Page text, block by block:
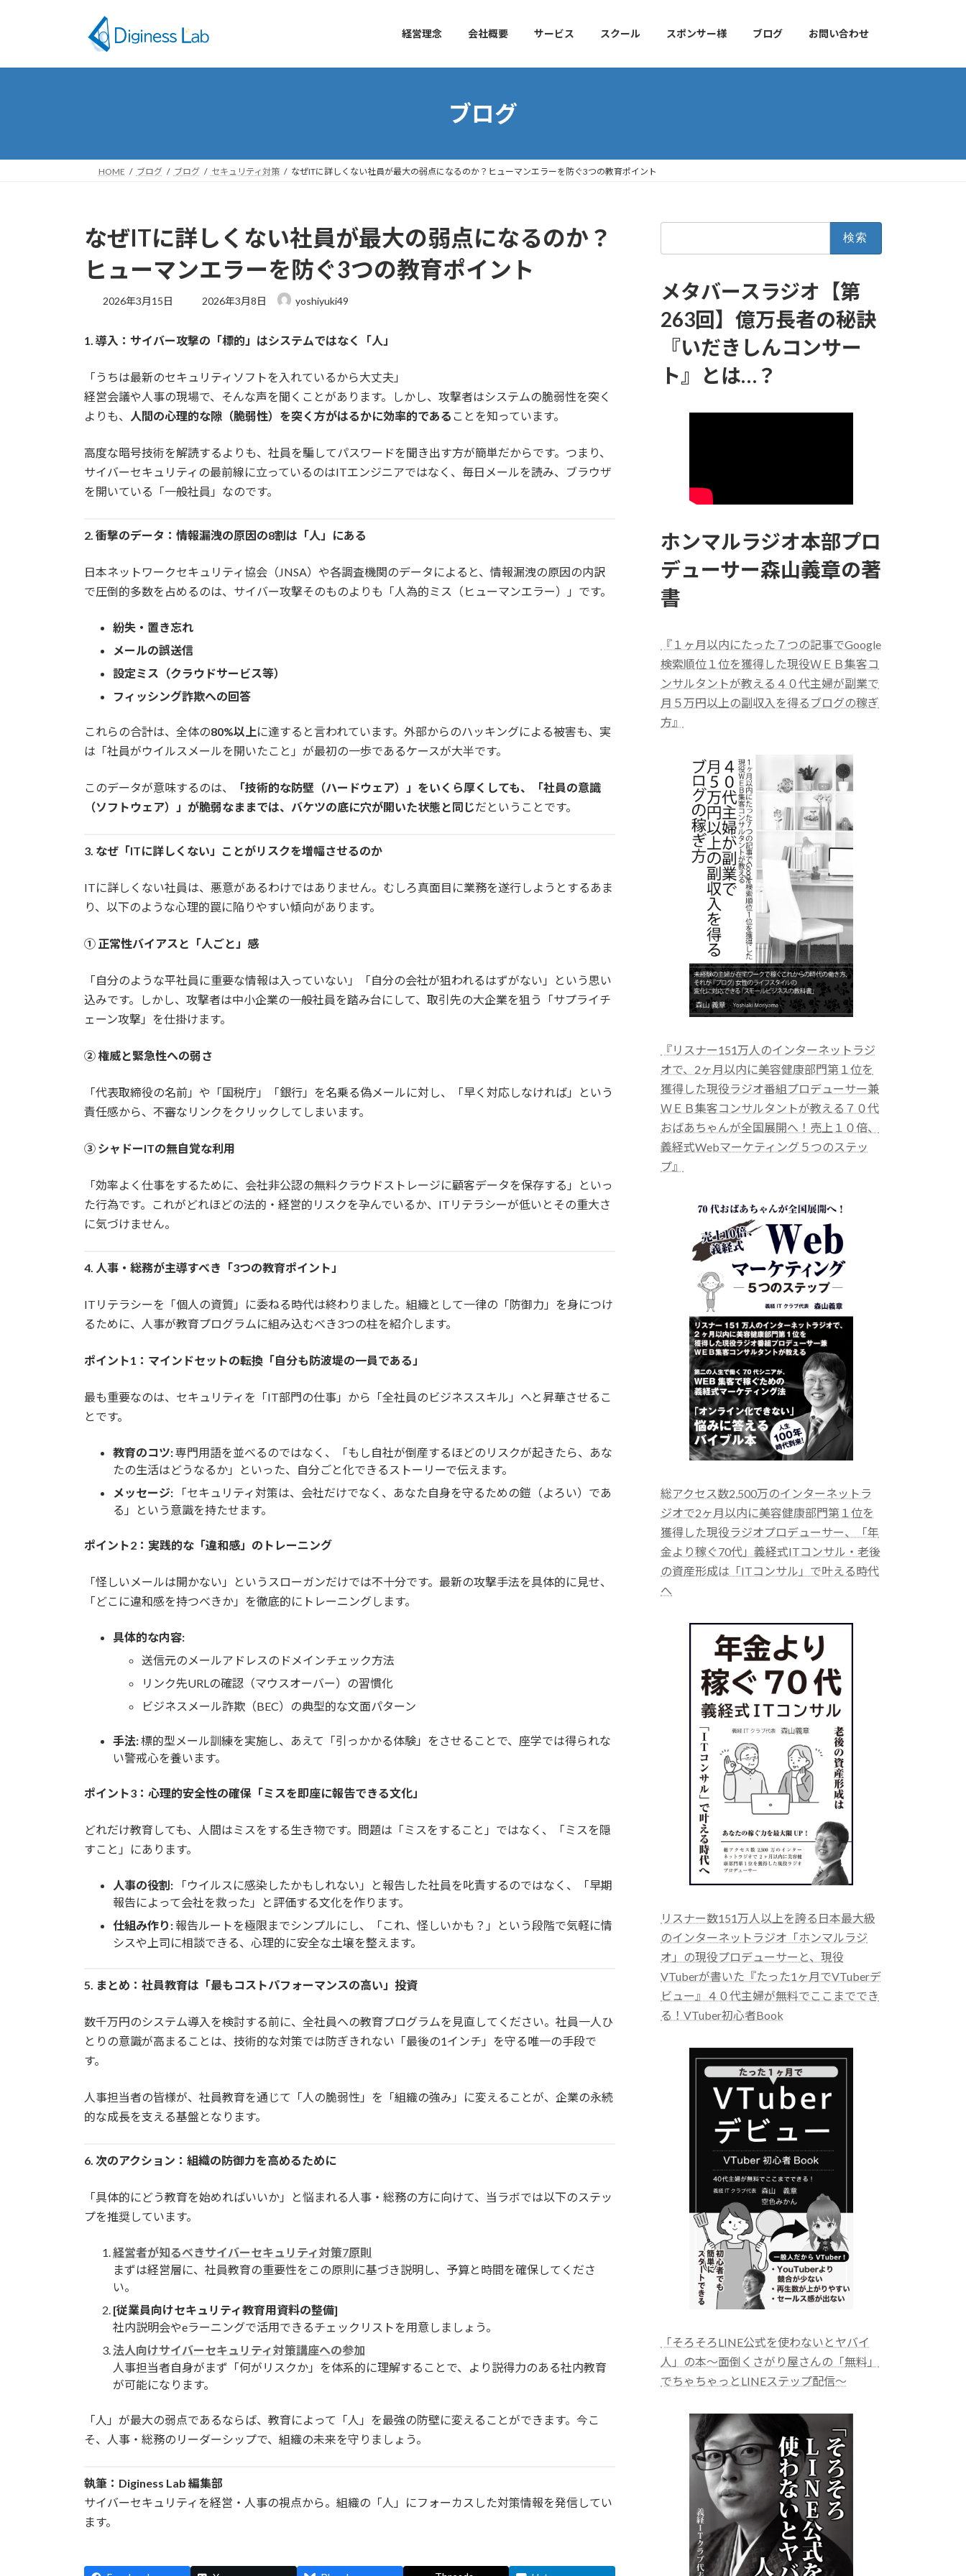
プ
動
経営理念 会社概要 サービス スクール スポンサー様 ブログ お問い合わせ
ブログ
HOME ブログ ブログ セキュリティ対策 なぜITに詳しくない社員が最大の弱点になるのか？ヒューマンエラーを防ぐ3つの教育ポイント
なぜITに詳しくない社員が最大の弱点になるのか？
ヒューマンエラーを防ぐ3つの教育ポイント
2026年3月15日
最
新
時
:
2026年3月8日 yoshiyuki49
1. 導入：サイバー攻撃の「標的」はシステムではなく「人」
「うちは最新のセキュリティソフトを入れているから大丈夫」
経営会議や人事の現場で、そんな声を聞くことがあります。しかし、攻撃者はシステムの脆弱性を突く
よりも、
人間の心理的な隙（脆弱性）を突く方がはるかに効率的である ことを知っています。
高度な暗号技術を解読するよりも、社員を騙してパスワードを聞き出す方が簡単だからです。つまり、
サイバーセキュリティの最前線に立っているのはITエンジニアではなく、毎日メールを読み、ブラウザ
を開いている「一般社員」なのです。
2. 衝撃のデータ：情報漏洩の原因の8割は「人」にある
日本ネットワークセキュリティ協会（JNSA）や各調査機関のデータによると、情報漏洩の原因の内訳
で圧倒的多数を占めるのは、サイバー攻撃そのものよりも「人為的ミス（ヒューマンエラー）」です。
紛失・置き忘れ
メールの誤送信
設定ミス（クラウドサービス等）
フィッシング詐欺への回答
これらの合計は、全体の80%以上に達すると言われています。外部からのハッキングによる被害も、実
は「社員がウイルスメールを開いたこと」が最初の一歩であるケースが大半です。
このデータが意味するのは、
「技術的な防壁（ハードウェア）」をいくら厚くしても、「社員の意識
（ソフトウェア）」が脆弱なままでは、バケツの底に穴が開いた状態と同じだということです。
3. なぜ「ITに詳しくない」ことがリスクを増幅させるのか
ITに詳しくない社員は、悪意があるわけではありません。むしろ真面目に業務を遂行しようとするあま
り、以下のような心理的罠に陥りやすい傾向があります。
① 正常性バイアスと「人ごと」感
「自分のような平社員に重要な情報は入っていない」「自分の会社が狙われるはずがない」という思い
込みです。しかし、攻撃者は中小企業の一般社員を踏み台にして、取引先の大企業を狙う「サプライチ
ェーン攻撃」を仕掛けます。
② 権威と緊急性への弱さ
「代表取締役の名前」や「国税庁」「銀行」を名乗る偽メールに対し、「早く対応しなければ」という
責任感から、不審なリンクをクリックしてしまいます。
③ シャドーITの無自覚な利用
「効率よく仕事をするために、会社非公認の無料クラウドストレージに顧客データを保存する」といっ
た行為です。これがどれほどの法的・経営的リスクを孕んでいるか、ITリテラシーが低いとその重大さ
に気づけません。
4. 人事・総務が主導すべき「3つの教育ポイント」
ITリテラシーを「個人の資質」に委ねる時代は終わりました。組織として一律の「防御力」を身につけ
るために、人事が教育プログラムに組み込むべき3つの柱を紹介します。
ポイント1：マインドセットの転換「自分も防波堤の一員である」
最も重要なのは、セキュリティを「IT部門の仕事」から「全社員のビジネススキル」へと昇華させるこ
とです。
教育のコツ:専門用語を並べるのではなく、「もし自社が倒産するほどのリスクが起きたら、あな
たの生活はどうなるか」といった、自分ごと化できるストーリーで伝えます。
メッセージ: 「セキュリティ対策は、会社だけでなく、あなた自身を守るための鎧（よろい）であ
る」という意識を持たせます。
ポイント2：実践的な「違和感」のトレーニング
「怪しいメールは開かない」というスローガンだけでは不十分です。最新の攻撃手法を具体的に見せ、
「どこに違和感を持つべきか」を徹底的にトレーニングします。
具体的な内容:
送信元のメールアドレスのドメインチェック方法
リンク先URLの確認（マウスオーバー）の習慣化
ビジネスメール詐欺（BEC）の典型的な文面パターン
手法:標的型メール訓練を実施し、あえて「引っかかる体験」をさせることで、座学では得られな
い警戒心を養います。
ポイント3：心理的安全性の確保「ミスを即座に報告できる文化」
どれだけ教育しても、人間はミスをする生き物です。問題は「ミスをすること」ではなく、「ミスを隠
すこと」にあります。
人事の役割: 「ウイルスに感染したかもしれない」と報告した社員を叱責するのではなく、「早期
報告によって会社を救った」と評価する文化を作ります。
仕組み作り: 報告ルートを極限までシンプルにし、「これ、怪しいかも？」という段階で気軽に情
シスや上司に相談できる、心理的に安全な土壌を整えます。
5. まとめ：社員教育は「最もコストパフォーマンスの高い」投資
数千万円のシステム導入を検討する前に、全社員への教育プログラムを見直してください。社員一人ひ
とりの意識が高まることは、技術的な対策では防ぎきれない「最後の1インチ」を守る唯一の手段で
す。
人事担当者の皆様が、社員教育を通じて「人の脆弱性」を「組織の強み」に変えることが、企業の永続
的な成長を支える基盤となります。
6. 次のアクション：組織の防御力を高めるために
「具体的にどう教育を始めればいいか」と悩まれる人事・総務の方に向けて、当ラボでは以下のステッ
プを推奨しています。
経営者が知るべきサイバーセキュリティ対策7原則
まずは経営層に、社員教育の重要性をこの原則に基づき説明し、予算と時間を確保してくださ
い。
[従業員向けセキュリティ教育用資料の整備]
社内説明会やeラーニングで活用できるチェックリストを用意しましょう。
法人向けサイバーセキュリティ対策講座への参加
人事担当者自身がまず「何がリスクか」を体系的に理解することで、より説得力のある社内教育
が可能になります。
「人」が最大の弱点であるならば、教育によって「人」を最強の防壁に変えることができます。今こ
そ、人事・総務のリーダーシップで、組織の未来を守りましょう。
執筆：Diginess Lab 編集部
サイバーセキュリティを経営・人事の視点から。組織の「人」にフォーカスした対策情報を発信してい
ます。
メタバースラジオ【第
263回】億万長者の秘訣
『いだきしんコンサー
ト』とは…？
ホンマルラジオ本部プロ
デューサー森山義章の著
書
『１ヶ月以内にたった７つの記事でGoogle
検索順位１位を獲得した現役ＷＥＢ集客コ
ンサルタントが教える４０代主婦が副業で
月５万円以上の副収入を得るブログの稼ぎ
方』
『リスナー151万人のインターネットラジ
オで、2ヶ月以内に美容健康部門第１位を
獲得した現役ラジオ番組プロデューサー兼
ＷＥＢ集客コンサルタントが教える７０代
おばあちゃんが全国展開へ！売上１０倍、
義経式Webマーケティング５つのステッ
プ』
総アクセス数2,500万のインターネットラ
ジオで2ヶ月以内に美容健康部門第１位を
獲得した現役ラジオプロデューサー、「年
金より稼ぐ70代」義経式ITコンサル・老後
の資産形成は「ITコンサル」で叶える時代
へ
リスナー数151万人以上を誇る日本最大級
のインターネットラジオ「ホンマルラジ
オ」の現役プロデューサーと、現役
VTuberが書いた『たった1ヶ月でVTuberデ
ビュー』４０代主婦が無料でここまででき
る！VTuber初心者Book
「そろそろLINE公式を使わないとヤバイ
人」の本～面倒くさがり屋さんの「無料」
でちゃちゃっとLINEステップ配信～